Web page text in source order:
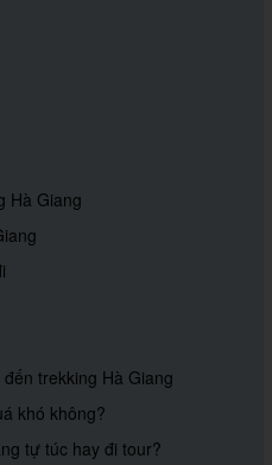
Hà Giang
trekking Hà Giang
khó không?
tự túc hay đi tour?